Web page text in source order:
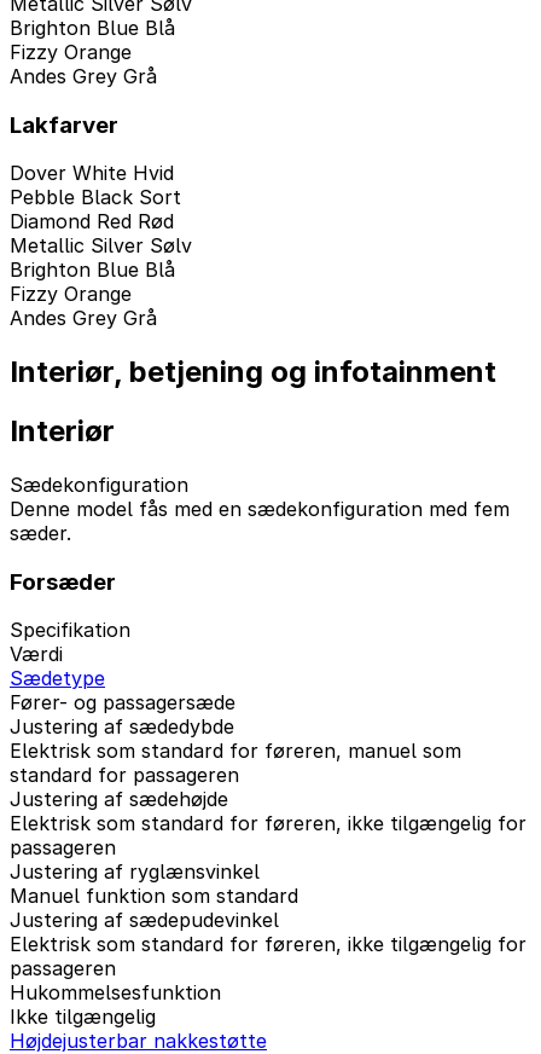
Brighton Blue Blå
Fizzy Orange
Andes Grey Grå
Lakfarver
Dover White Hvid
Pebble Black Sort
Diamond Red Rød
Metallic Silver Sølv
Brighton Blue Blå
Fizzy Orange
Andes Grey Grå
Interiør, betjening og infotainment
Interiør
Sædekonfiguration
Denne model fås med en sædekonfiguration med fem
sæder.
Forsæder
Specifikation
Værdi
Sædetype
Fører- og passagersæde
Justering af sædedybde
Elektrisk som standard for føreren, manuel som
standard for passageren
Justering af sædehøjde
Elektrisk som standard for føreren, ikke tilgængelig for
passageren
Justering af ryglænsvinkel
Manuel funktion som standard
Justering af sædepudevinkel
Elektrisk som standard for føreren, ikke tilgængelig for
passageren
Hukommelsesfunktion
Ikke tilgængelig
Højdejusterbar nakkestøtte